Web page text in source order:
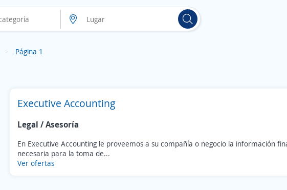
Página 1
Executive Accounting
Legal / Asesoría
En Executive Accounting le proveemos a su compañía o negocio la información
necesaria para la toma de...
Ver ofertas